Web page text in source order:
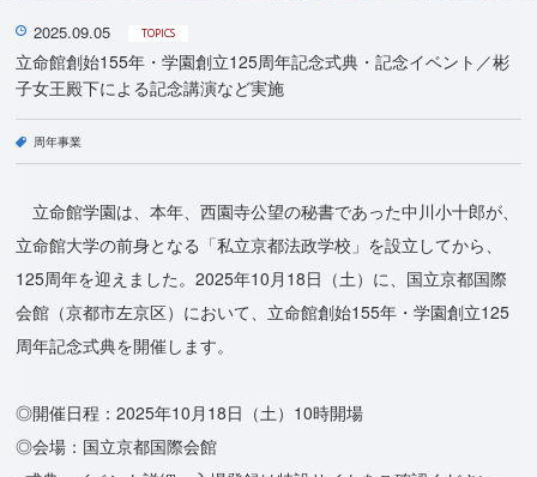
2025.09.05 TOPICS
立命館創始155年・学園創立125周年記念式典・記念イベント／彬
子女王殿下による記念講演など実施
周年事業
立命館学園は、本年、西園寺公望の秘書であった中川小十郎が、
立命館大学の前身となる「私立京都法政学校」を設立してから、
125周年を迎えました。2025年10月18日（土）に、国立京都国際
会館（京都市左京区）において、立命館創始155年・学園創立125
周年記念式典を開催します。
◎開催日程：2025年10月18日（土）10時開場
◎会場：国立京都国際会館